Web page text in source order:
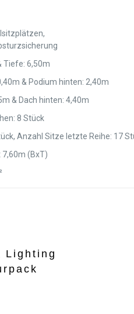
Tiefe: 6,50m
& Podium hinten: 2,40m
& Dach hinten: 4,40m
8 Stück
Anzahl Sitze letzte Reihe: 17
7,60m (BxT)
Lighting